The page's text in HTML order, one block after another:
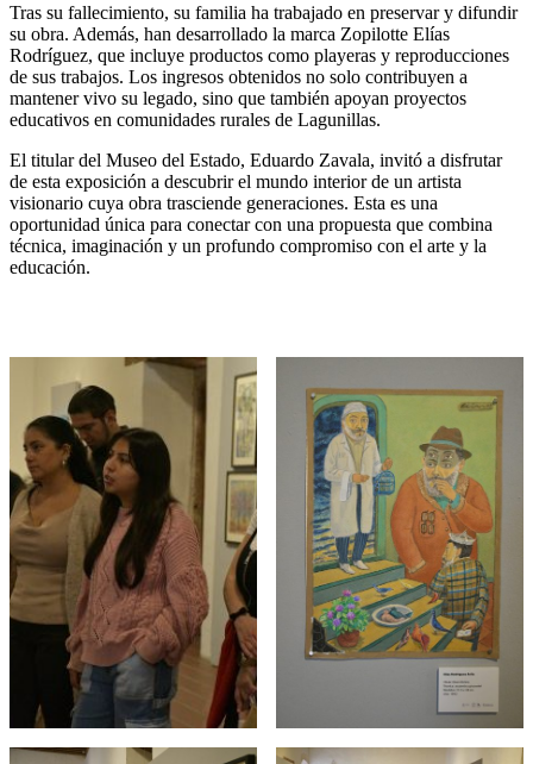
Tras su fallecimiento, su familia ha trabajado en preservar y difundir
su obra. Además, han desarrollado la marca Zopilotte Elías
Rodríguez, que incluye productos como playeras y reproducciones
de sus trabajos. Los ingresos obtenidos no solo contribuyen a
mantener vivo su legado, sino que también apoyan proyectos
educativos en comunidades rurales de Lagunillas.
El titular del Museo del Estado, Eduardo Zavala, invitó a disfrutar
de esta exposición a descubrir el mundo interior de un artista
visionario cuya obra trasciende generaciones. Esta es una
oportunidad única para conectar con una propuesta que combina
técnica, imaginación y un profundo compromiso con el arte y la
educación.